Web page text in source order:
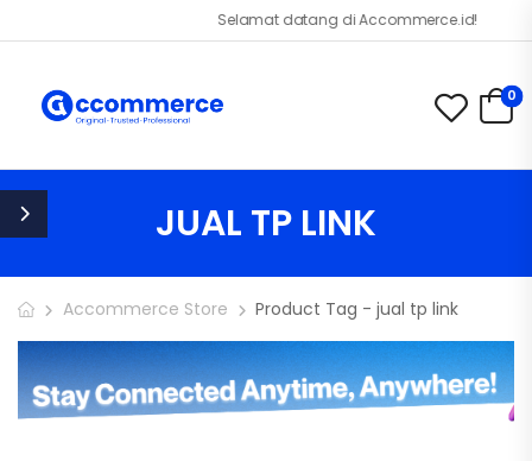
Selamat datang di Accommerce.id!
0
JUAL TP LINK
Accommerce Store Product Tag - jual tp link